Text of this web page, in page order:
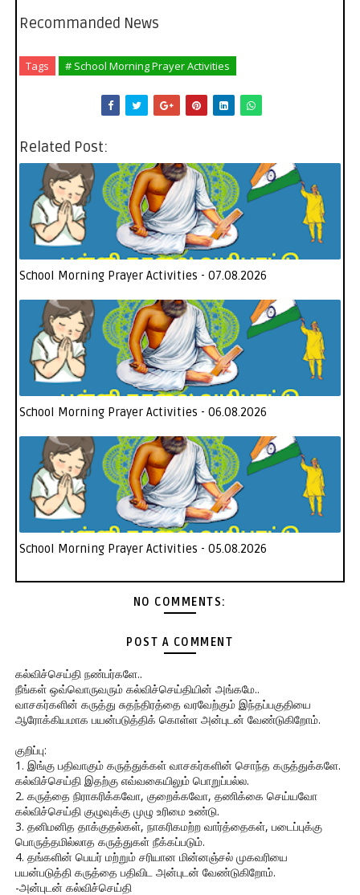
Recommanded News
Tags # School Morning Prayer Activities
Related Post:
School Morning Prayer Activities - 07.08.2026
School Morning Prayer Activities - 06.08.2026
School Morning Prayer Activities - 05.08.2026
NO COMMENTS:
POST A COMMENT
கல்விச்செய்தி நண்பர்களே..
நீங்கள் ஒவ்வொருவரும் கல்விச்செய்தியின் அங்கமே..
வாசகர்களின் கருத்து சுதந்திரத்தை வரவேற்கும் இந்தப்பகுதியை
ஆரோக்கியமாக பயன்படுத்திக் கொள்ள அன்புடன் வேண்டுகிறோம்.
குறிப்பு:
1. இங்கு பதிவாகும் கருத்துக்கள் வாசகர்களின் சொந்த கருத்துக்களே.
கல்விச்செய்தி இதற்கு எவ்வகையிலும் பொறுப்பல்ல.
2. கருத்தை நிராகரிக்கவோ, குறைக்கவோ, தணிக்கை செய்யவோ
கல்விச்செய்தி குழுவுக்கு முழு உரிமை உண்டு.
3. தனிமனித தாக்குதல்கள், நாகரிகமற்ற வார்த்தைகள், படைப்புக்கு
பொருத்தமில்லாத கருத்துகள் நீக்கப்படும்.
4. தங்களின் பெயர் மற்றும் சரியான மின்னஞ்சல் முகவரியை
பயன்படுத்தி கருத்தை பதிவிட அன்புடன் வேண்டுகிறோம்.
-அன்புடன் கல்விச்செய்தி